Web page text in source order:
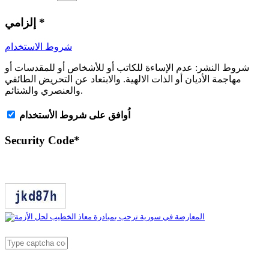
*
شروط الاستخدام
شروط النشر: عدم الإساءة للكاتب أو للأشخاص أو للمقدسات أو
مهاجمة الأديان أو الذات الالهية. والابتعاد عن التحريض الطائفي
والعنصري والشتائم.
اُوافق على شروط الأستخدام
Security Code*